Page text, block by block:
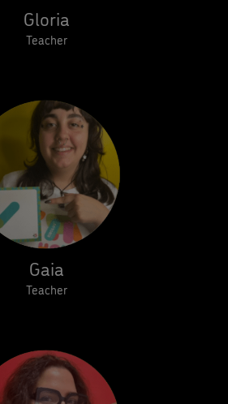
Gloria
Teacher
Gaia
Teacher